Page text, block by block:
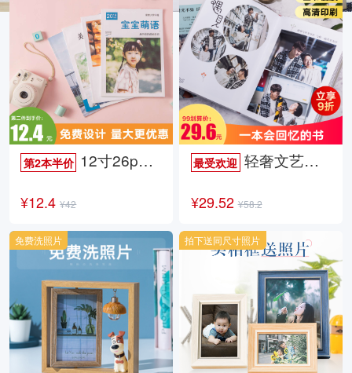
第2本半价 12寸26p时尚杂志册
¥12.4 ¥42
最受欢迎 轻奢文艺照片书
¥29.52 ¥58.2
免费洗照片 拍下送同尺寸照片